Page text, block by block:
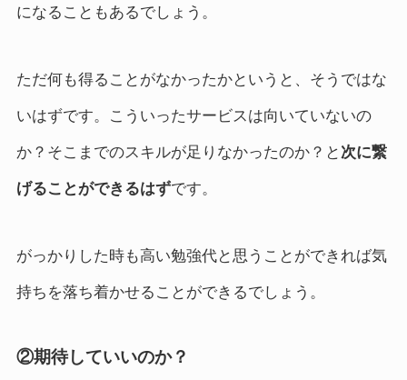
になることもあるでしょう。
ただ何も得ることがなかったかというと、そうではな
いはずです。こういったサービスは向いていないの
か？そこまでのスキルが足りなかったのか？と 次に繋
げることができるはずです。
がっかりした時も高い勉強代と思うことができれば気
持ちを落ち着かせることができるでしょう。
②期待していいのか？